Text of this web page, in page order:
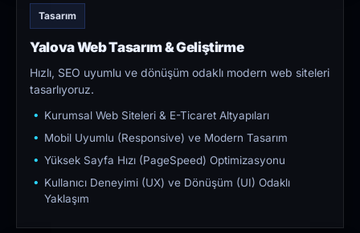
Tasarım
Yalova Web Tasarım & Geliştirme
Hızlı, SEO uyumlu ve dönüşüm odaklı modern web siteleri
tasarlıyoruz.
Kurumsal Web Siteleri & E-Ticaret Altyapıları
Mobil Uyumlu (Responsive) ve Modern Tasarım
Yüksek Sayfa Hızı (PageSpeed) Optimizasyonu
Kullanıcı Deneyimi (UX) ve Dönüşüm (UI) Odaklı
Yaklaşım